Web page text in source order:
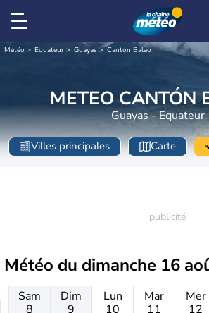
Météo Equateur Guayas Cantón Balao
METEO CANTÓN
Guayas - Equateur
Villes principales Carte
Météo du dimanche 16
Sam
8
Dim
9
Lun
10
Mar
11
Mer
12